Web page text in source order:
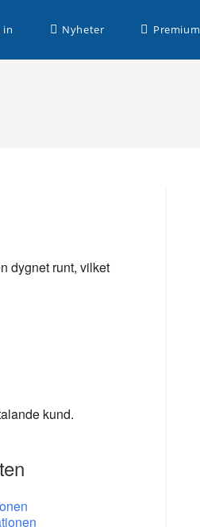
in Nyheter Premium
dygnet runt, vilket
kund.
Premium!